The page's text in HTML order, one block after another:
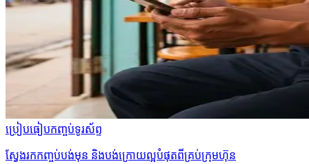
ប្រៀបធៀបកញ្ចប់ទូរស័ព្ទ
ស្វែងរកកញ្ចប់បង់មុន និងបង់ក្រោយល្អបំផុតពីគ្រប់ក្រុមហ៊ុន